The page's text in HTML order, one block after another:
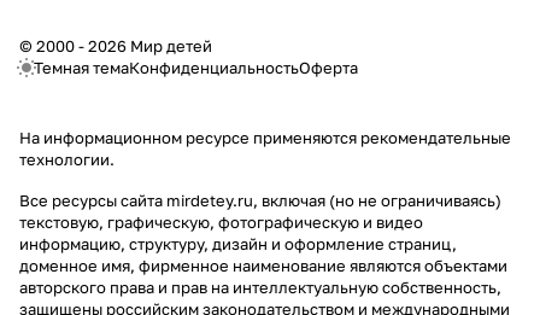
© 2000 - 2026 Мир детей
Темная темаКонфиденциальностьОферта
На информационном ресурсе применяются рекомендательные
технологии.
Все ресурсы сайта mirdetey.ru, включая (но не ограничиваясь)
текстовую, графическую, фотографическую и видео
информацию, структуру, дизайн и оформление страниц,
доменное имя, фирменное наименование являются объектами
авторского права и прав на интеллектуальную собственность,
защищены российским законодательством и международными